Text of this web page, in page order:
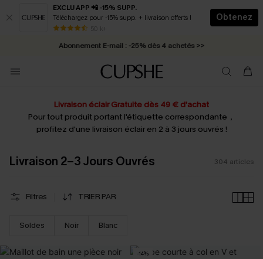
EXCLU APP 📲 -15% SUPP.
Téléchargez pour -15% supp. + livraison offerts !
50 k+
Obtenez
* Livraison éclair 2-3 jours ouvrés >>
Abonnement E-mail : -25% dès 4 achetés >>
Livraison éclair Gratuite dès 49 € d'achat
Pour tout produit portant l'étiquette correspondante，
profitez d'une livraison éclair en 2 à 3 jours ouvrés !
Livraison 2–3 Jours Ouvrés 304 articles
Filtres TRIER PAR
Soldes Noir Blanc
-14%